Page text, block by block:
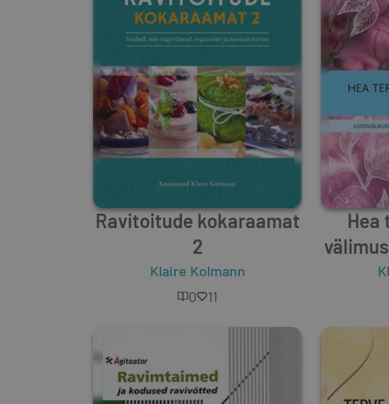
Ravitoitude kokaraamat
2
Klaire Kolmann
0
11
Hea